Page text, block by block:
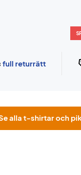
full returrätt
alla t-shirtar och